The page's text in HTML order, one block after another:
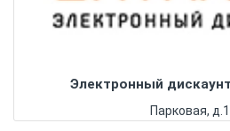
Электронный
Парковая,